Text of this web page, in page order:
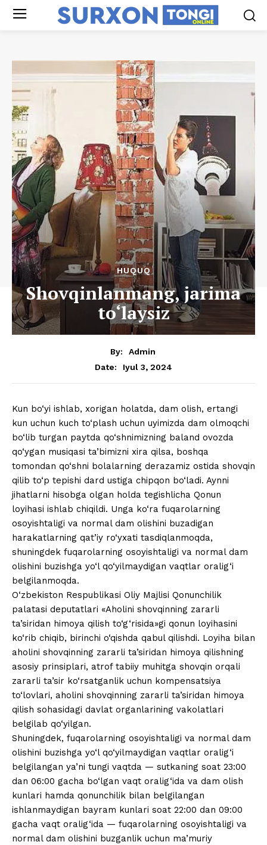
HUQUQ
Shovqinlanmang, jarima
to‘laysiz
By:
Admin
Date:
Iyul 3, 2024
Kun bo‘yi ishlab, xorigan holatda, dam olish, ertangi
kun uchun kuch to‘plash uchun uyimizda dam olmoqchi
bo‘lib turgan paytda qo‘shnimizning baland ovozda
qo‘ygan musiqasi ta’bimizni xira qilsa, boshqa
tomondan qo‘shni bolalarning derazamiz ostida shovqin
qilib to‘p tepishi dard ustiga chipqon bo‘ladi. Aynni
jihatlarni hisobga olgan holda tegishlicha Qonun
loyihasi ishlab chiqildi. Unga ko‘ra fuqarolarning
osoyishtaligi va normal dam olishini buzadigan
harakatlarning qat’iy ro‘yxati tasdiqlanmoqda,
shuningdek fuqarolarning osoyishtaligi va normal dam
olishini buzishga yo‘l qo‘yilmaydigan vaqtlar oralig‘i
belgilanmoqda.
O‘zbekiston Respublikasi Oliy Majlisi Qonunchilik
palatasi deputatlari «Aholini shovqinning zararli
ta’siridan himoya qilish to‘g‘risida»gi qonun loyihasini
ko‘rib chiqib, birinchi o‘qishda qabul qilishdi. Loyiha bilan
aholini shovqinning zararli ta’siridan himoya qilishning
asosiy prinsiplari, atrof tabiiy muhitga shovqin orqali
zararli ta’sir ko‘rsatganlik uchun kompensatsiya
to‘lovlari, aholini shovqinning zararli ta’siridan himoya
qilish sohasidagi davlat organlarining vakolatlari
belgilab qo‘yilgan.
Shuningdek, fuqarolarning osoyishtaligi va normal dam
olishini buzishga yo‘l qo‘yilmaydigan vaqtlar oralig‘i
belgilangan ya’ni tungi vaqtda — sutkaning soat 23:00
dan 06:00 gacha bo‘lgan vaqt oralig‘ida va dam olish
kunlari hamda qonunchilik bilan belgilangan
ishlanmaydigan bayram kunlari soat 22:00 dan 09:00
gacha vaqt oralig‘ida — fuqarolarning osoyishtaligi va
normal dam olishini buzganlik uchun ma’muriy